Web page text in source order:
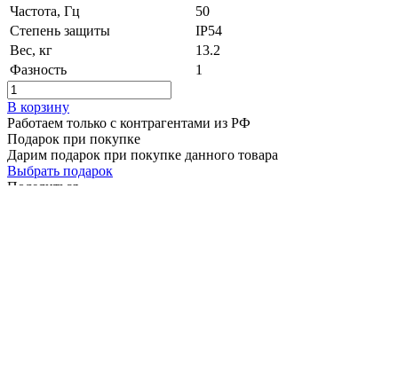
Частота, Гц
50
Степень защиты
IP54
Вес, кг
13.2
Фазность
1
В корзину
Работаем только с контрагентами из РФ
Подарок при покупке
Дарим подарок при покупке данного товара
Выбрать подарок
Поделиться